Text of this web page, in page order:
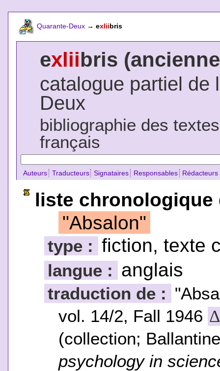
Quarante-Deux → exliibris
exliibris
catalogue partiel de
Deux
bibliographie des
français
Auteurs Traducteurs Signataires Responsables Rédacteurs
liste chronologique
"Absalon"
type : fiction, texte
langue : anglais
traduction de :
vol. 14/2, Fall 1946 Δ
(collection;
psychology in